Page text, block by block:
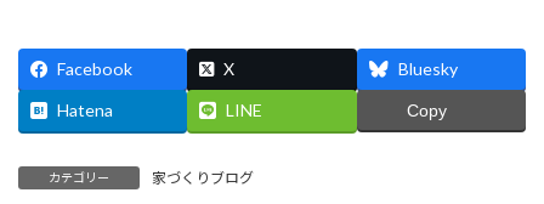
Facebook X
Bluesky
Hatena
LINE Copy
カテゴリー 家づくりブログ